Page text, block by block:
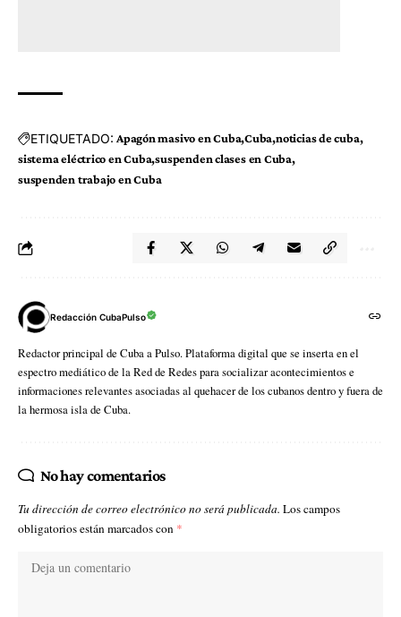
ETIQUETADO: Apagón masivo en Cuba Cuba noticias de cuba
sistema eléctrico en Cuba suspenden clases en Cuba
suspenden trabajo en Cuba
Redacción CubaPulso
Redactor principal de Cuba a Pulso. Plataforma digital que se inserta en el
espectro mediático de la Red de Redes para socializar acontecimientos e
informaciones relevantes asociadas al quehacer de los cubanos dentro y fuera de
la hermosa isla de Cuba.
No hay comentarios
Tu dirección de correo electrónico no será publicada. Los campos
obligatorios están marcados con *